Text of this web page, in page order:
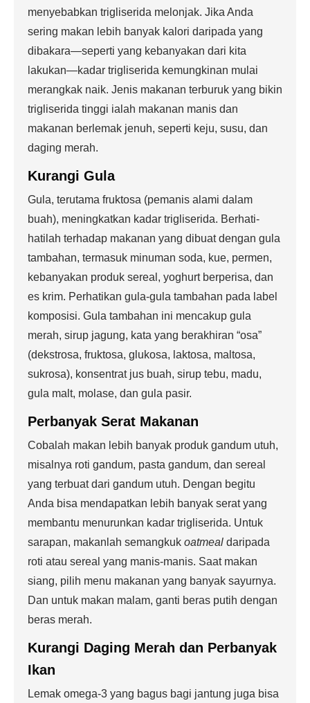
menyebabkan trigliserida melonjak. Jika Anda
sering makan lebih banyak kalori daripada yang
dibakara—seperti yang kebanyakan dari kita
lakukan—kadar trigliserida kemungkinan mulai
merangkak naik. Jenis makanan terburuk yang bikin
trigliserida tinggi ialah makanan manis dan
makanan berlemak jenuh, seperti keju, susu, dan
daging merah.
Kurangi Gula
Gula, terutama fruktosa (pemanis alami dalam
buah), meningkatkan kadar trigliserida. Berhati-
hatilah terhadap makanan yang dibuat dengan gula
tambahan, termasuk minuman soda, kue, permen,
kebanyakan produk sereal, yoghurt berperisa, dan
es krim. Perhatikan gula-gula tambahan pada label
komposisi. Gula tambahan ini mencakup gula
merah, sirup jagung, kata yang berakhiran “osa”
(dekstrosa, fruktosa, glukosa, laktosa, maltosa,
sukrosa), konsentrat jus buah, sirup tebu, madu,
gula malt, molase, dan gula pasir.
Perbanyak Serat Makanan
Cobalah makan lebih banyak produk gandum utuh,
misalnya roti gandum, pasta gandum, dan sereal
yang terbuat dari gandum utuh. Dengan begitu
Anda bisa mendapatkan lebih banyak serat yang
membantu menurunkan kadar trigliserida. Untuk
sarapan, makanlah semangkuk oatmeal daripada
roti atau sereal yang manis-manis. Saat makan
siang, pilih menu makanan yang banyak sayurnya.
Dan untuk makan malam, ganti beras putih dengan
beras merah.
Kurangi Daging Merah dan Perbanyak
Ikan
Lemak omega-3 yang bagus bagi jantung juga bisa